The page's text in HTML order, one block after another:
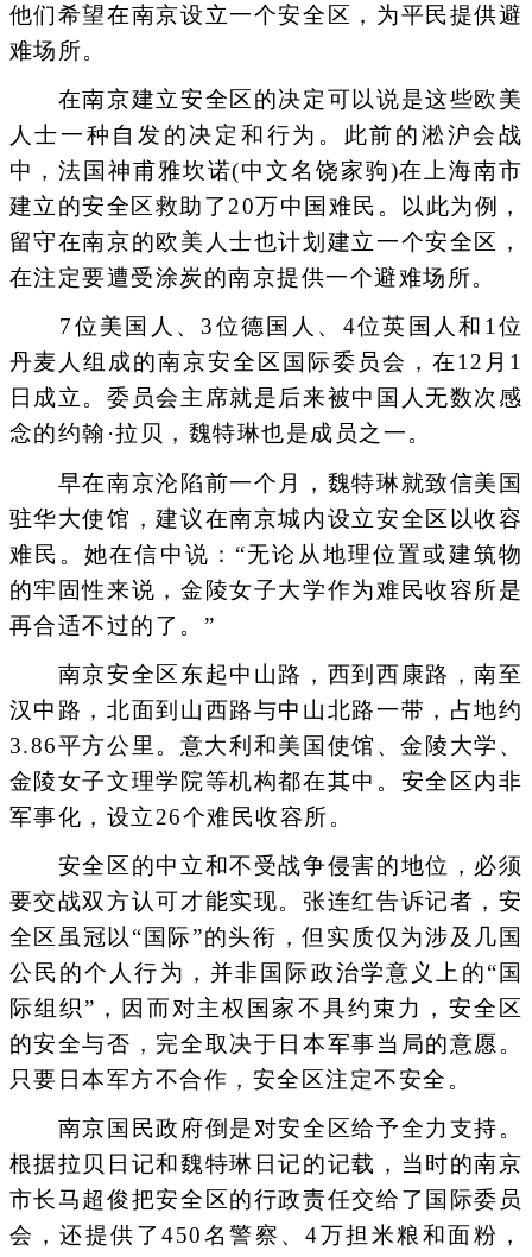
他们希望在南京设立一个安全区，为平民提供避
难场所。
在南京建立安全区的决定可以说是这些欧美
人士一种自发的决定和行为。此前的淞沪会战
中，法国神甫雅坎诺(中文名饶家驹)在上海南市
建立的安全区救助了20万中国难民。以此为例，
留守在南京的欧美人士也计划建立一个安全区，
在注定要遭受涂炭的南京提供一个避难场所。
7位美国人、3位德国人、4位英国人和1位
丹麦人组成的南京安全区国际委员会，在12月1
日成立。委员会主席就是后来被中国人无数次感
念的约翰·拉贝，魏特琳也是成员之一。
早在南京沦陷前一个月，魏特琳就致信美国
驻华大使馆，建议在南京城内设立安全区以收容
难民。她在信中说：“无论从地理位置或建筑物
的牢固性来说，金陵女子大学作为难民收容所是
再合适不过的了。”
南京安全区东起中山路，西到西康路，南至
汉中路，北面到山西路与中山北路一带，占地约
3.86平方公里。意大利和美国使馆、金陵大学、
金陵女子文理学院等机构都在其中。安全区内非
军事化，设立26个难民收容所。
安全区的中立和不受战争侵害的地位，必须
要交战双方认可才能实现。张连红告诉记者，安
全区虽冠以“国际”的头衔，但实质仅为涉及几国
公民的个人行为，并非国际政治学意义上的“国
际组织”，因而对主权国家不具约束力，安全区
的安全与否，完全取决于日本军事当局的意愿。
只要日本军方不合作，安全区注定不安全。
南京国民政府倒是对安全区给予全力支持。
根据拉贝日记和魏特琳日记的记载，当时的南京
市长马超俊把安全区的行政责任交给了国际委员
会，还提供了450名警察、4万担米粮和面粉，